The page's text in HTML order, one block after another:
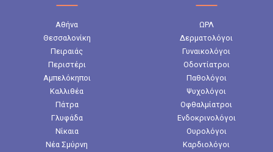
Αθήνα
Θεσσαλονίκη
Πειραιάς
Περιστέρι
Αμπελόκηποι
Καλλιθέα
Πάτρα
Γλυφάδα
Νίκαια
Νέα Σμύρνη
ΩΡΛ
Δερματολόγοι
Γυναικολόγοι
Οδοντίατροι
Παθολόγοι
Ψυχολόγοι
Οφθαλμίατροι
Ενδοκρινολόγοι
Ουρολόγοι
Καρδιολόγοι